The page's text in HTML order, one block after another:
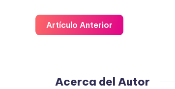
Artículo Anterior
Acerca del Autor